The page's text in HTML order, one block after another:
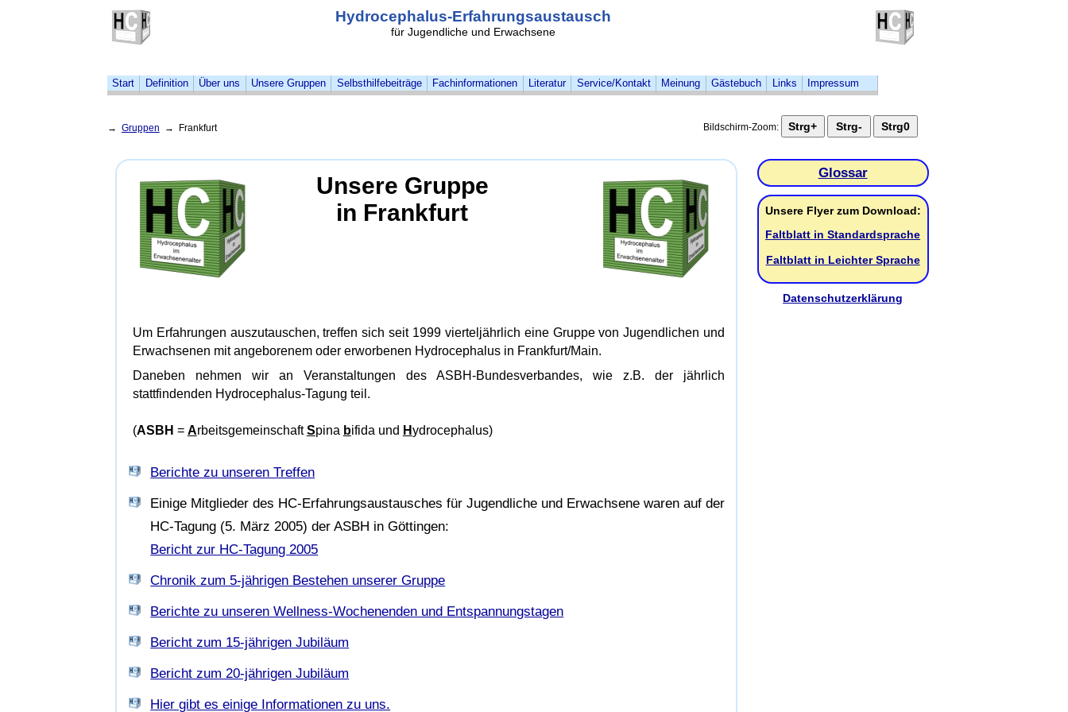
Start Definition Über uns Unsere Gruppen Selbsthilfebeiträge Fachinformationen Literatur Service/Kontakt Meinung Gästebuch Links Impressum
→ Gruppen → Frankfurt
Unsere Gruppe
in Frankfurt
Um Erfahrungen auszutauschen, treffen sich seit 1999 vierteljährlich eine Gruppe von Jugendlichen und
Erwachsenen mit angeborenem oder erworbenen Hydrocephalus in Frankfurt/Main.
Daneben nehmen wir an Veranstaltungen des ASBH-Bundesverbandes, wie z.B. der jährlich
stattfindenden Hydrocephalus-Tagung teil.
(ASBH = ArbeitsgemeinschaftSpina bifida und Hydrocephalus)
Berichte zu unseren Treffen
Einige Mitglieder des HC-Erfahrungsaustausches für Jugendliche und Erwachsene waren auf der
HC-Tagung (5. März 2005) der ASBH in Göttingen:
Bericht zur HC-Tagung 2005
Chronik zum 5-jährigen Bestehen unserer Gruppe
Berichte zu unseren Wellness-Wochenenden und Entspannungstagen
Bericht zum 15-jährigen Jubiläum
Bericht zum 20-jährigen Jubiläum
Hier gibt es einige Informationen zu uns.
Glossar
Unsere Flyerzum Download:
Faltblatt in Standardsprache
Faltblatt in Leichter Sprache
Datenschutzerklärung
Hydrocephalus-Erfahrungsaustausch
für Jugendliche und Erwachsene
Bildschirm-Zoom: